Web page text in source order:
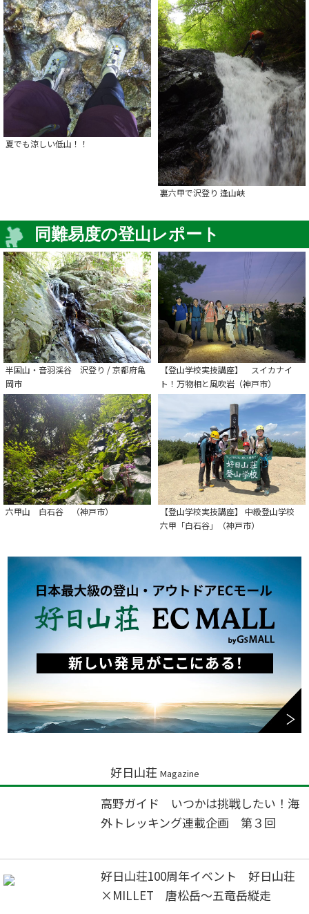
夏でも涼しい低山！！
裏六甲で沢登り 逢山峡
同難易度の登山レポート
半国山・音羽渓谷 沢登り / 京都府亀
岡市
【登山学校実技講座】 スイカナイ
ト！万物相と風吹岩（神戸市）
六甲山 白石谷 （神戸市）
【登山学校実技講座】 中級登山学校
六甲「白石谷」（神戸市）
好日山荘 Magazine
高野ガイド いつかは挑戦したい！海
外トレッキング連載企画 第３回
好日山荘100周年イベント 好日山荘
×MILLET 唐松岳～五竜岳縦走